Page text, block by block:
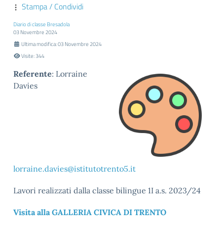
Stampa / Condividi
Diario di classe Bresadola
03 Novembre 2024
Ultima modifica: 03 Novembre 2024
Visite: 344
Referente: Lorraine
Davies
lorraine.davies@istitutotrento5.it
Lavori realizzati dalla classe bilingue 1I a.s. 2023/24
Visita alla GALLERIA CIVICA DI TRENTO